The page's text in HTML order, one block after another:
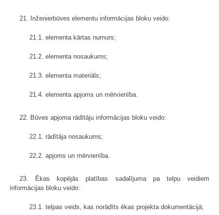
21. Inženierbūves elementu informācijas bloku veido:
21.1. elementa kārtas numurs;
21.2. elementa nosaukums;
21.3. elementa materiāls;
21.4. elementa apjoms un mērvienība.
22. Būves apjoma rādītāju informācijas bloku veido:
22.1. rādītāja nosaukums;
22.2. apjoms un mērvienība.
23. Ēkas kopējās platības sadalījuma pa telpu veidiem
informācijas bloku veido:
23.1. telpas veids, kas norādīts ēkas projekta dokumentācijā;